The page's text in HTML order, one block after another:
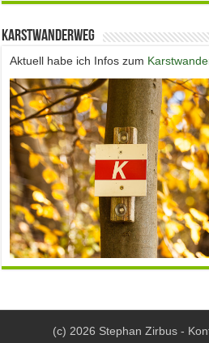
Karstwanderweg
Aktuell habe ich Infos zum
(c) 2026 Stephan Zirbus -